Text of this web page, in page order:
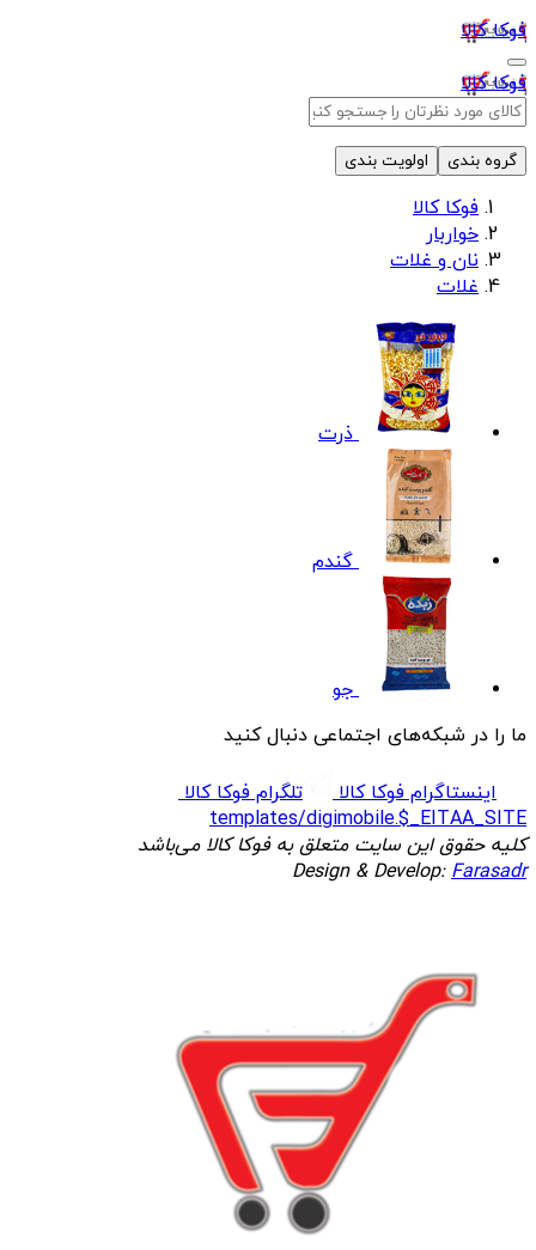
فوکا کالا
فوکا کالا
گروه بندی اولویت بندی
فوکا کالا
خواربار
نان و غلات
غلات
ذرت
گندم
جو
ما را در شبکه‌های اجتماعی دنبال کنید
اینستاگرام فوکا کالا
تلگرام فوکا کالا
templates/digimobile.$_EITAA_SITE
کلیه حقوق این سایت متعلق به فوکا کالا می‌باشد
Design & Develop:Farasadr